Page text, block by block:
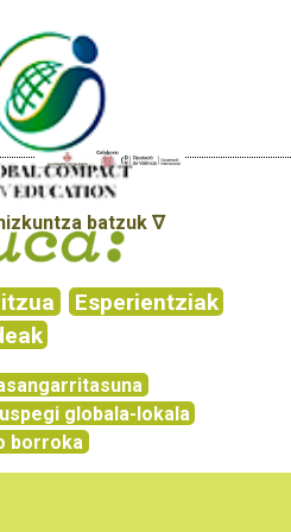
batzuk ∇
Esperientziak
globala-lokala
borroka